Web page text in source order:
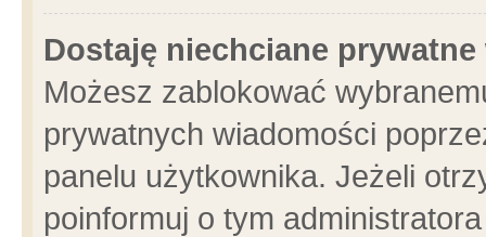
Dostaję niechciane
Możesz zablokować
prywatnych wiadomości
panelu użytkownika. Jeżeli
poinformuj o tym